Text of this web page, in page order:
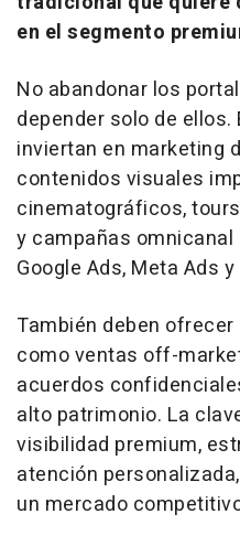
en el segmento
No abandonar los
depender solo de
inviertan en marketing
contenidos visuales
cinematográficos,tours
y campañas
Google Ads, Meta Ads
También deben
como ventas off-
acuerdos
alto patrimonio. La
visibilidad premium,
atención
un mercado